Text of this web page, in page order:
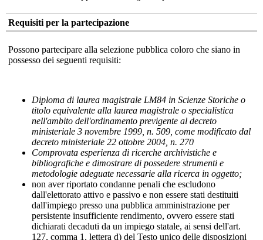
Requisiti per la partecipazione
Possono partecipare alla selezione pubblica coloro che siano in
possesso dei seguenti requisiti:
Diploma di laurea magistrale LM84 in Scienze Storiche o
titolo equivalente alla laurea magistrale o specialistica
nell'ambito dell'ordinamento previgente al decreto
ministeriale 3 novembre 1999, n. 509, come modificato dal
decreto ministeriale 22 ottobre 2004, n. 270
Comprovata esperienza di ricerche archivistiche e
bibliografiche e dimostrare di possedere strumenti e
metodologie adeguate necessarie alla ricerca in oggetto;
non aver riportato condanne penali che escludono
dall'elettorato attivo e passivo e non essere stati destituiti
dall'impiego presso una pubblica amministrazione per
persistente insufficiente rendimento, ovvero essere stati
dichiarati decaduti da un impiego statale, ai sensi dell'art.
127, comma 1, lettera d) del Testo unico delle disposizioni